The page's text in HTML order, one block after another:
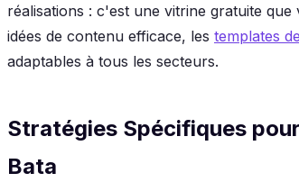
réalisations : c'est une vitrine gratuite
idées de contenu efficace, les templates
adaptables à tous les secteurs.
Stratégies Spécifiques
Bata